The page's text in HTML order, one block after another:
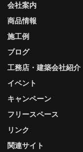
会社案内
商品情報
施工例
ブログ
工務店・建築会社紹介
イベント
キャンペーン
フリースペース
リンク
関連サイト